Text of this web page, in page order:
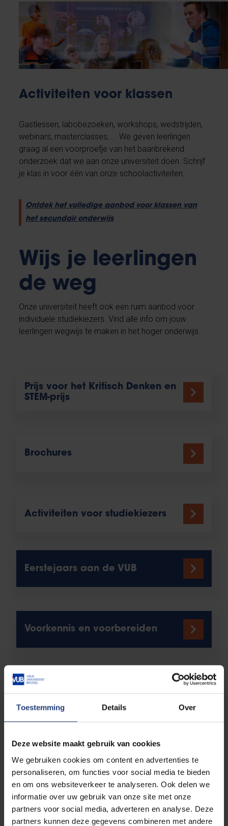
Toestemming Details Over
Deze website maakt gebruik van cookies
We gebruiken cookies om content en advertenties te
personaliseren, om functies voor social media te bieden
en om ons websiteverkeer te analyseren. Ook delen we
informatie over uw gebruik van onze site met onze
partners voor social media, adverteren en analyse. Deze
partners kunnen deze gegevens combineren met andere
Activiteiten voor klassen
Gastlessen, labobezoeken, workshops, wedstrijden,
webinars, masterclasses, ... We geven leerlingen
graag al een voorproefje van het baanbrekend
onderzoek dat we aan onze universiteit doen. Schrijf
je klas in voor één van onze schoolactiviteiten.
Ontdek het volledige aanbod voor klassen van
het secundair onderwijs
Wijs je leerlingen
de weg
Onze universiteit heeft ook een ruim aanbod voor
individuele studiekiezers. Vind alle info om jouw
leerlingen wegwijs te maken in het hoger onderwijs.
Prijs voor het Kritisch Denken en
STEM-prijs
Brochures
Activiteiten voor studiekiezers
Eerstejaars aan de VUB
Voorkennis en voorbereiden
Voorbereiding toelatingsexamen
arts
VRAAG HET AAN SIMON
SPRINGBOK